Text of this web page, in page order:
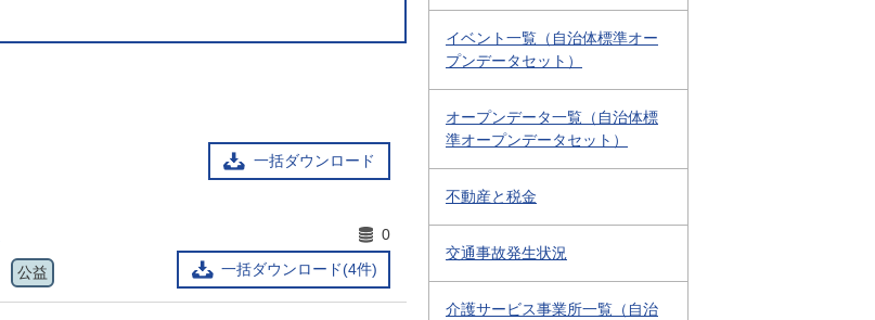
一括ダウンロード
一括ダウンロード(4件)
0
公益
イベント一覧（自治体標準オー
プンデータセット）
オープンデータ一覧（自治体標
準オープンデータセット）
不動産と税金
交通事故発生状況
介護サービス事業所一覧（自治